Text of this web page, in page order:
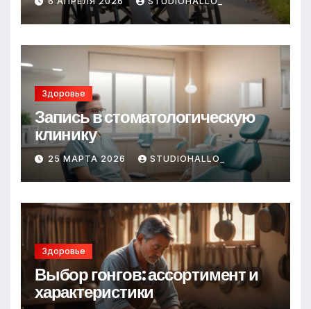
Здоровье
Запись в стоматологическую
клинику
25 МАРТА 2026 STUDIOHALLO_
Здоровье
Выбор гонгов: ассортимент и
характеристики